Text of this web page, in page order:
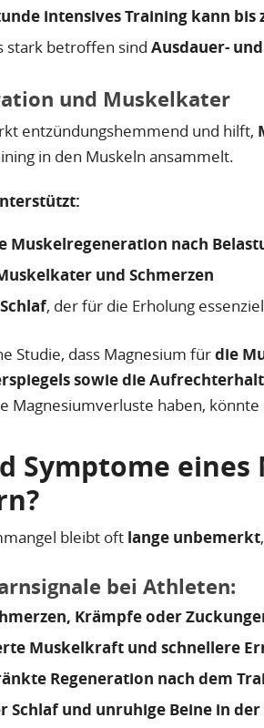
intensives Training kann bis
stark betroffen sind Ausdauer-
und Muskelkater
entzündungshemmend und hilft,
in den Muskeln ansammelt.
Muskelregeneration nach
und Schmerzen
, der für die Erholung
Studie, dass Magnesium fürdie
sowie die
Magnesiumverluste haben,
Symptome
bleibt oft lange unbemerkt
bei Athleten:
Krämpfe oder
Muskelkraft und schnellere
Regeneration nach dem
Schlaf und unruhige Beine in